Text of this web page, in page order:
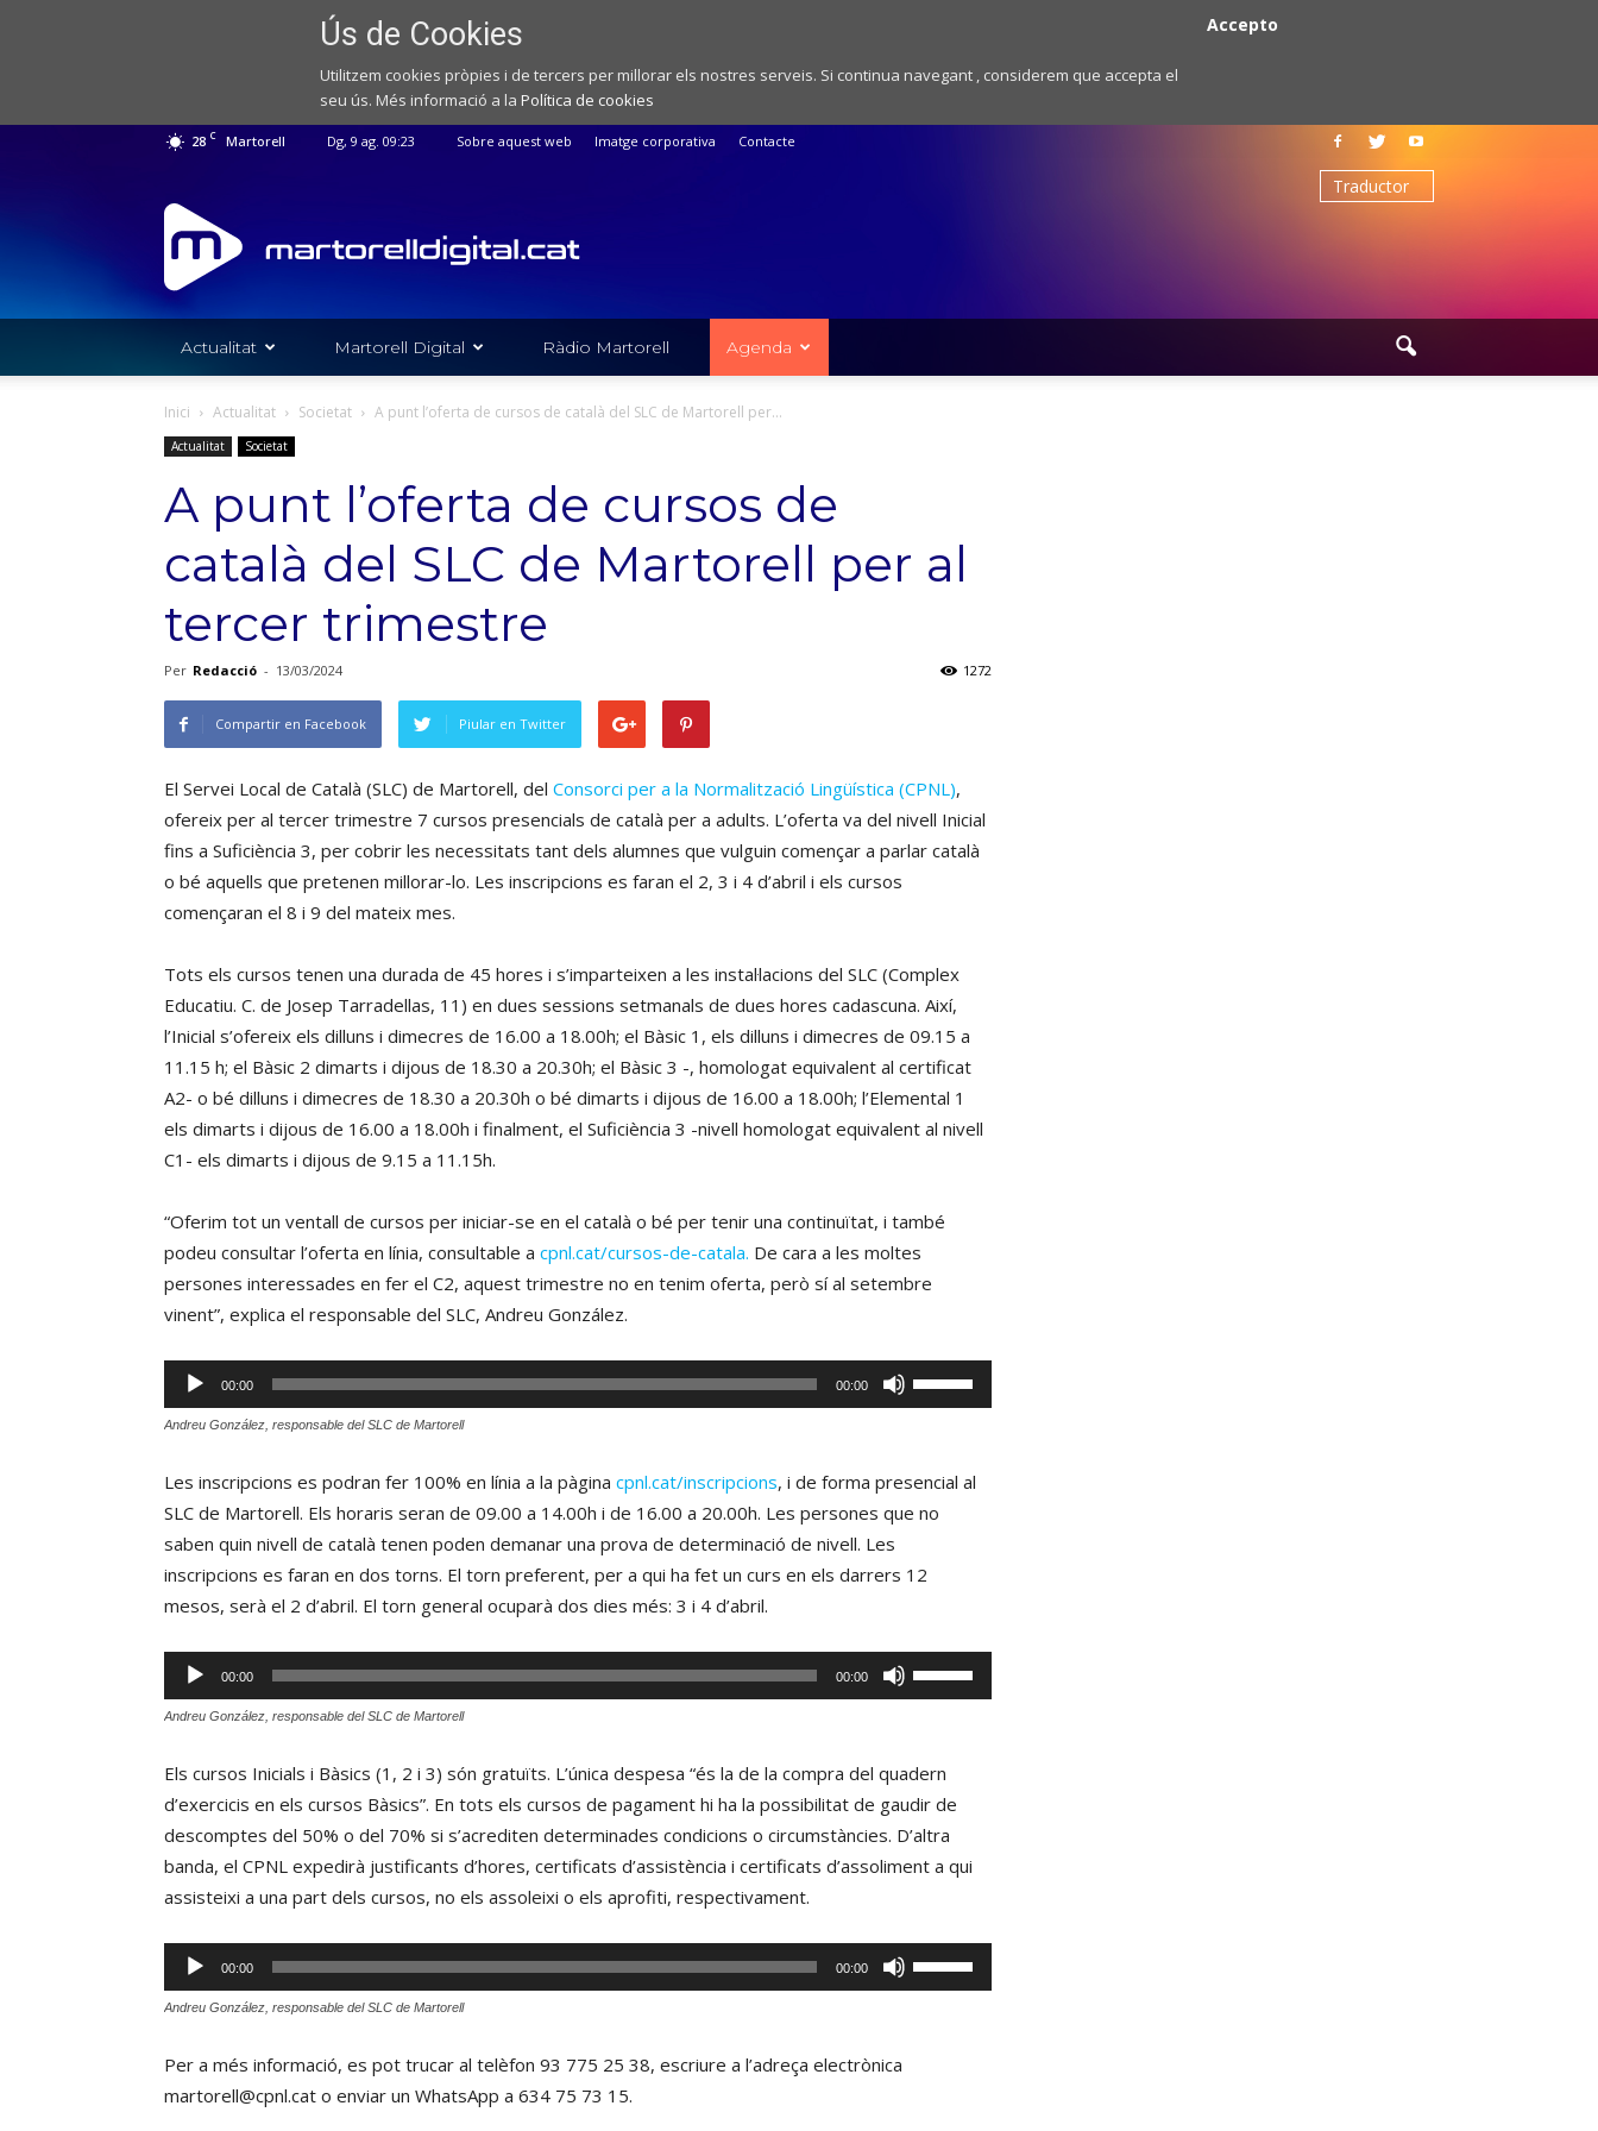
Ús de Cookies
Utilitzem cookies pròpies i de tercers per millorar els nostres serveis. Si continua navegant , considerem que accepta el
seu ús. Més informació a la Política de cookies
Accepto
28 C Martorell Dg, 9 ag. 09:23 Sobre aquest web Imatge corporativa Contacte
Web
de
notícies
de
l'Ajuntament
Martorell
Actualitat Martorell Digital Ràdio Martorell Agenda
Inici Actualitat Societat A punt l’oferta de cursos de català del SLC de Martorell per...
Actualitat Societat
A punt l’oferta de cursos de
català del SLC de Martorell per al
tercer trimestre
Per Redacció - 13/03/2024 1272
Compartir en Facebook Piular en Twitter
El Servei Local de Català (SLC) de Martorell, del Consorci per a la Normalització Lingüística (CPNL),
ofereix per al tercer trimestre 7 cursos presencials de català per a adults. L’oferta va del nivell Inicial
fins a Suficiència 3, per cobrir les necessitats tant dels alumnes que vulguin començar a parlar català
o bé aquells que pretenen millorar-lo. Les inscripcions es faran el 2, 3 i 4 d’abril i els cursos
començaran el 8 i 9 del mateix mes.
Tots els cursos tenen una durada de 45 hores i s’imparteixen a les instal·lacions del SLC (Complex
Educatiu. C. de Josep Tarradellas, 11) en dues sessions setmanals de dues hores cadascuna. Així,
l’Inicial s’ofereix els dilluns i dimecres de 16.00 a 18.00h; el Bàsic 1, els dilluns i dimecres de 09.15 a
11.15 h; el Bàsic 2 dimarts i dijous de 18.30 a 20.30h; el Bàsic 3 -, homologat equivalent al certificat
A2- o bé dilluns i dimecres de 18.30 a 20.30h o bé dimarts i dijous de 16.00 a 18.00h; l’Elemental 1
els dimarts i dijous de 16.00 a 18.00h i finalment, el Suficiència 3 -nivell homologat equivalent al nivell
C1- els dimarts i dijous de 9.15 a 11.15h.
“Oferim tot un ventall de cursos per iniciar-se en el català o bé per tenir una continuïtat, i també
podeu consultar l’oferta en línia, consultable a cpnl.cat/cursos-de-catala. De cara a les moltes
persones interessades en fer el C2, aquest trimestre no en tenim oferta, però sí al setembre
vinent”, explica el responsable del SLC, Andreu González.
Reproductor
d'àudio
00:00 00:00
servir
per
incrementar
el
volum.
Andreu González, responsable del SLC de Martorell
Les inscripcions es podran fer 100% en línia a la pàgina cpnl.cat/inscripcions, i de forma presencial al
SLC de Martorell. Els horaris seran de 09.00 a 14.00h i de 16.00 a 20.00h. Les persones que no
saben quin nivell de català tenen poden demanar una prova de determinació de nivell. Les
inscripcions es faran en dos torns. El torn preferent, per a qui ha fet un curs en els darrers 12
mesos, serà el 2 d’abril. El torn general ocuparà dos dies més: 3 i 4 d’abril.
Reproductor
d'àudio
00:00 00:00
servir
amunt/cap
per
incrementar
Andreu González, responsable del SLC de Martorell
Els cursos Inicials i Bàsics (1, 2 i 3) són gratuïts. L’única despesa “és la de la compra del quadern
d’exercicis en els cursos Bàsics”. En tots els cursos de pagament hi ha la possibilitat de gaudir de
descomptes del 50% o del 70% si s’acrediten determinades condicions o circumstàncies. D’altra
banda, el CPNL expedirà justificants d’hores, certificats d’assistència i certificats d’assoliment a qui
assisteixi a una part dels cursos, no els assoleixi o els aprofiti, respectivament.
Reproductor
d'àudio
00:00 00:00
servir
Andreu González, responsable del SLC de Martorell
Per a més informació, es pot trucar al telèfon 93 775 25 38, escriure a l’adreça electrònica
martorell@cpnl.cat o enviar un WhatsApp a 634 75 73 15.